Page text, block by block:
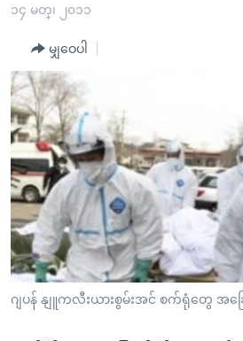
များ
အကြောင်းအရာ
သို့
ကျော်
ကြည့်
ရန်
ပင်မ
ညွန်း
စာမျက်နှာ
ကျော်
အစ္စရေး-ပါလက်စတိုင်း
ရပ်ဝန်းတခု လမ်းတခု အလွန်
အင်္ဂလိပ်စာလေ့လာမယ်
အမေရိကန်သုံးအီဒီယံ
မကြေးမုံရဲ့ အင်္ဂလိပ်စာ
ရုပ်ရှင်ထဲက အင်္ဂလိပ်စာ
သုတပဒေသာ အင်္ဂလိပ်စာ
အပတ်စဉ်ကဏ္ဍများ
ရေဒီယို
တီဗွီ
ရေဒီယိုနှင့်ရုပ်သံ အချက်အလက်များ
ရေဒီယို/တီဗွီအစီအစဉ်
Learning English
ဗွီအိုအေ လူမှုကွန်ယက်များ
၁၄ မတ္၊ ၂၀၁၁
မျှဝေပါ
ဂျပန် နျူကလီးယားစွမ်းအင် စက်ရုံတွေ အခ